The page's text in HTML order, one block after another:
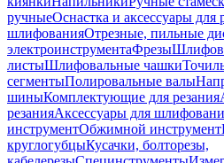
ручныеОснастка и аксессуары для
шлифованияОтрезные, пильные
электроинструментаФрезы
листыШлифовальные чашки
сегментыПолировальные валы
шиныКомплектующие для резания
резанияАксессуары для
инструментОбжимной инструмент
круглогубцыКусачки, болторезы,